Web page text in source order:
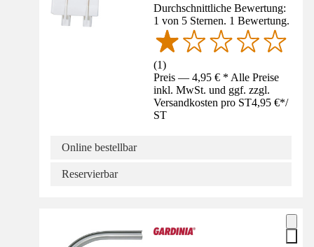
Durchschnittliche Bewertung:
1 von 5 Sternen. 1 Bewertung.
(1)
Preis — 4,95 € * Alle Preise
inkl. MwSt. und ggf. zzgl.
Versandkosten pro ST4,95 €*/
ST
Online bestellbar
Reservierbar